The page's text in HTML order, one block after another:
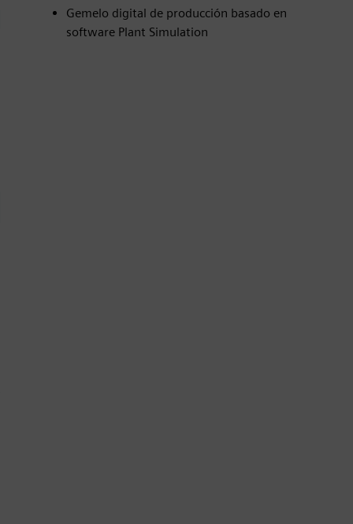
Gemelo digital de producción basado en
software Plant Simulation